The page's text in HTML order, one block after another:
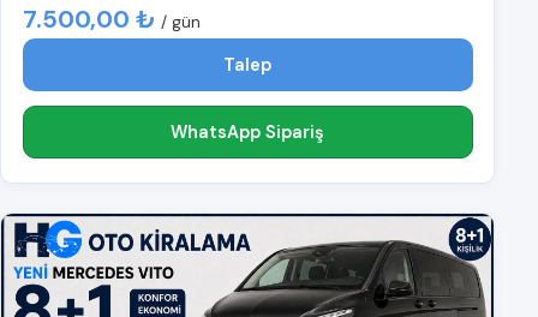
7.500,00 ₺ / gün
Talep
WhatsApp Sipariş